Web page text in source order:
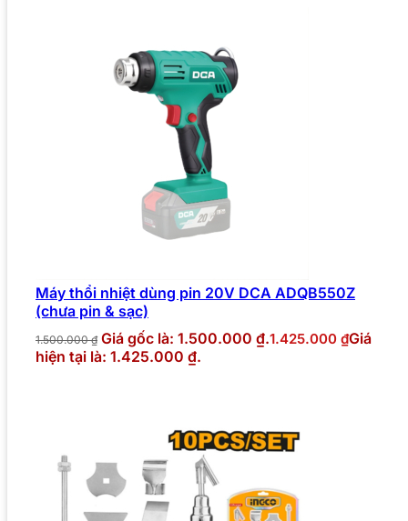
Máy thổi nhiệt dùng pin 20V DCA ADQB550Z
(chưa pin & sạc)
1.500.000₫ Giá gốc là: 1.500.000 ₫.1.425.000 ₫Giá
hiện tại là: 1.425.000 ₫.